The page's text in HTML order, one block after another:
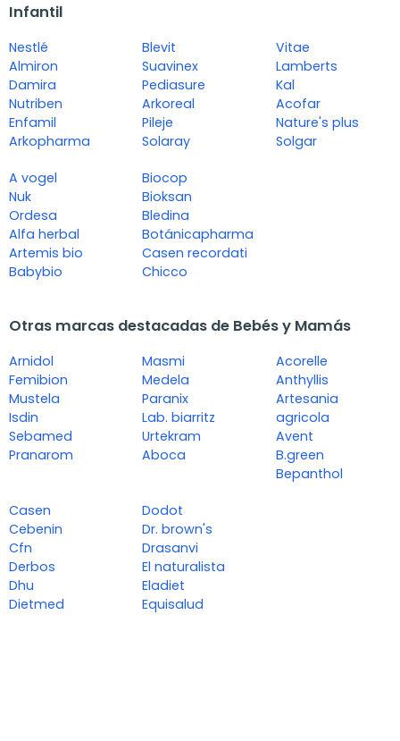
Infantil
Nestlé
Almiron
Damira
Nutriben
Enfamil
Arkopharma
Blevit
Suavinex
Pediasure
Arkoreal
Pileje
Solaray
Vitae
Lamberts
Kal
Acofar
Nature's plus
Solgar
A vogel
Nuk
Ordesa
Alfa herbal
Artemis bio
Babybio
Biocop
Bioksan
Bledina
Botánicapharma
Casen recordati
Chicco
Otras marcas destacadas de Bebés y Mamás
Arnidol
Femibion
Mustela
Isdin
Sebamed
Pranarom
Masmi
Medela
Paranix
Lab. biarritz
Urtekram
Aboca
Acorelle
Anthyllis
Artesania
agricola
Avent
B.green
Bepanthol
Casen
Cebenin
Cfn
Derbos
Dhu
Dietmed
Dodot
Dr. brown's
Drasanvi
El naturalista
Eladiet
Equisalud